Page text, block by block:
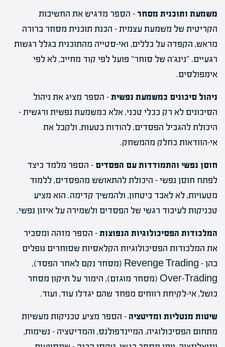
משמעת ותוכנית מסחר – הספר מדגיש את החשיבות
הקריטית של משמעת עצמית – הכנת תוכנית מסחר ברורה
מראש, הקפדה על כללים, ואי-סטייה מהתוכנית בגלל רגשות
רגעיים. "נינג'ה של סוחר" פועל לפי קוד מחייב, לא לפי
אימפולסים.
ניהול סיכונים כמשמעת נפשית– הספר מציג את ניהול
הסיכונים לא רק ככלי טכני, אלא כמשמעת נפשית ורגשית –
היכולת להגביל הפסדים, להודות בטעות, ולקבל את
אי-הוודאות כחלק מהמשחק.
חוסן נפשי והתמודדות עם הפסדים – הספר מלמד כיצד
לפתח חוסן נפשי – היכולת להתאושש מהפסדים, ללמוד
מטעויות, לא לאבד ביטחון, ולהמשיך קדימה. הוא מציע
טכניקות לעיבוד רגשי של הפסדים ולשמירה על איזון נפשי.
המלכודות הפסיכולוגיות הנפוצות– הספר מזהה ומסביר
את המלכודות הפסיכולוגיות הקלאסיות שסוחרים נופלים
בהן – Revenge Trading (מסחר נקם לאחר הפסד),
Over-Trading (מסחר מוגזם), הימור על תיקון מסחר
כושל, אי-לקיחת רווחים מפחד שהם יגדלו עוד, ועוד.
שיטות מנטליות ומדיטציה – הספר מציע טכניקות מעשיות
מתחום הפסיכולוגיה, המיינדפולנס, והמדיטציה – נשימות,